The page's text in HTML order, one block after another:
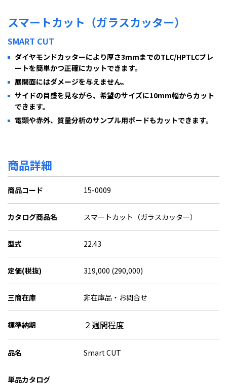
スマートカット（ガラスカッター）
SMART CUT
ダイヤモンドカッターにより厚さ3mmまでのTLC/HPTLCプレ
ートを簡単かつ正確にカットできます。
展開面にはダメージを与えません。
サイドの目盛を見ながら、希望のサイズに10mm幅からカット
できます。
電顕や赤外、質量分析のサンプル用ボードもカットできます。
商品詳細
商品コード 15-0009
カタログ商品名 スマートカット（ガラスカッター）
型式 22.43
定価(税抜) 319,000 (290,000)
三商在庫 非在庫品・お問合せ
標準納期 ２週間程度
品名 Smart CUT
単品カタログ